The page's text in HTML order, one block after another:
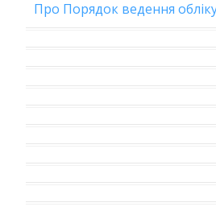
Про Порядок ведення